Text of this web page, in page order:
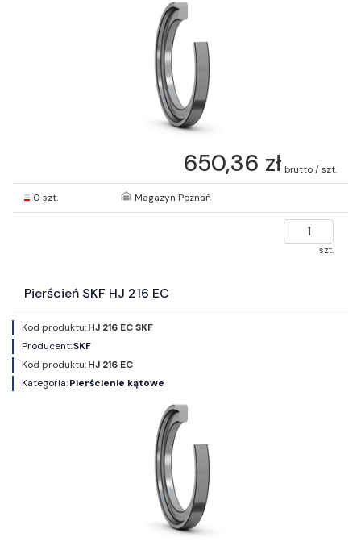
650,36 zł brutto / szt.
0 szt. Magazyn Poznań
szt.
Pierścień SKF HJ 216 EC
Kod produktu:HJ 216 EC SKF
Producent:SKF
Kod produktu:HJ 216 EC
Kategoria:Pierścienie kątowe